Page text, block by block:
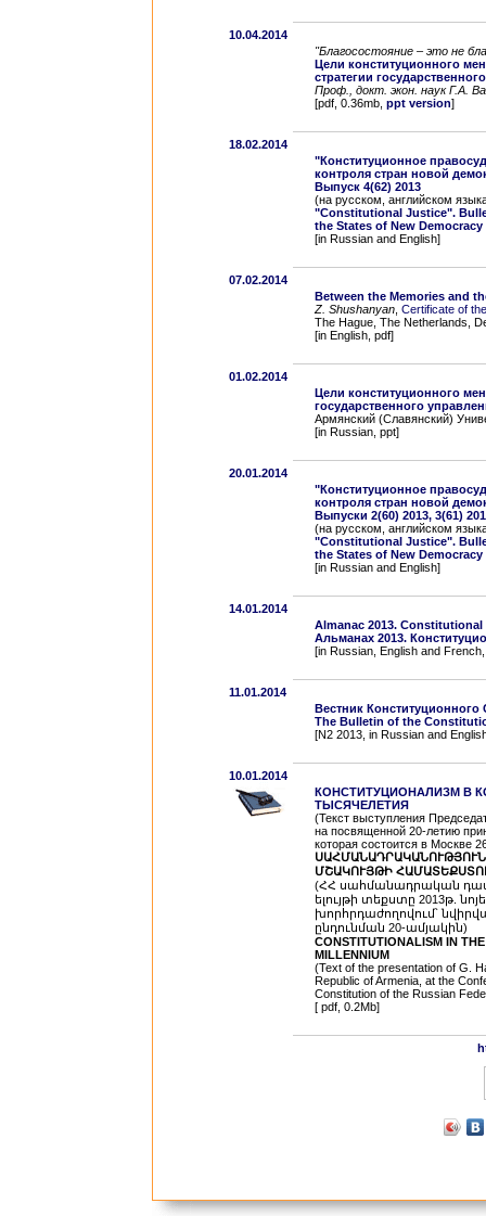
10.04.2014
"Благосостояние – это не
Цели конституционного
стратегии
Проф., докт. экон. наук Г.А.
[pdf, 0.36mb, ppt version]
18.02.2014
"Конституционное
контроля стран новой
Выпуск 4(62) 2013
(на русском, английском
"Constitutional Justice".
the States of New Democracy
[in Russian and English]
07.02.2014
Between the Memories and
Z. Shushanyan, Certificate of
The Hague, The Netherlands,
[in English, pdf]
01.02.2014
Цели конституционного
государственного
Армянский (Славянский)
[in Russian, ppt]
20.01.2014
"Конституционное
контроля стран новой
Выпуски 2(60) 2013, 3(61)
(на русском, английском
"Constitutional Justice".
the States of New Democracy
[in Russian and English]
14.01.2014
Almanac 2013.
Альманах 2013.
[in Russian, English and
11.01.2014
Вестник
The Bulletin of the
[N2 2013, in Russian and
10.01.2014
КОНСТИТУЦИОНАЛИЗМ В
ТЫСЯЧЕЛЕТИЯ
(Текст выступления
на посвященной 20-летию
которая состоится в Москве
ՄՇԱԿՈՒՅԹԻ
(ՀՀ սահմանադրական
ելույթի տեքստը 2013թ.
խորհրդաժողովում՝
ընդունման 20-ամյակին)
CONSTITUTIONALISM IN
MILLENNIUM
(Text of the presentation of G.
Republic of Armenia, at the
Constitution of the Russian
[ pdf, 0.2Mb]